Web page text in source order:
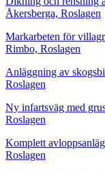
Åkersberga, Roslagen
Markarbeten för
Rimbo, Roslagen
Anläggning av
Roslagen
Ny infartsväg med
Roslagen
Komplett
Roslagen